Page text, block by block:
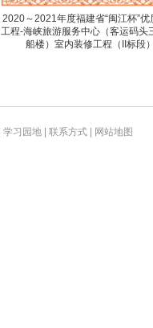
2020～2021年度福建省“闽江杯”优
工程-海峡旅游服务中心（客运码头
船楼）室内装修工程（II标段
学习园地 联系方式 网站地图